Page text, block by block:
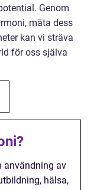
Genom
mäta dess
kan vi sträva
för oss själva
användning av
hälsa,